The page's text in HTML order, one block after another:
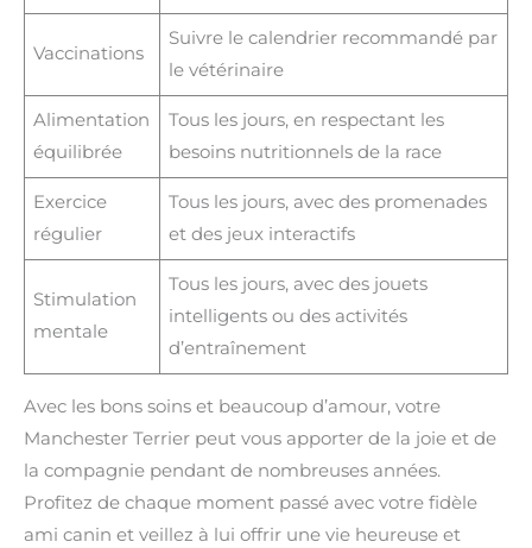
Vaccinations
Suivre le calendrier recommandé par
le vétérinaire
Alimentation
équilibrée
Tous les jours, en respectant les
besoins nutritionnels de la race
Exercice
régulier
Tous les jours, avec des promenades
et des jeux interactifs
Stimulation
mentale
Tous les jours, avec des jouets
intelligents ou des activités
d’entraînement
Avec les bons soins et beaucoup d’amour, votre
Manchester Terrier peut vous apporter de la joie et de
la compagnie pendant de nombreuses années.
Profitez de chaque moment passé avec votre fidèle
ami canin et veillez à lui offrir une vie heureuse et